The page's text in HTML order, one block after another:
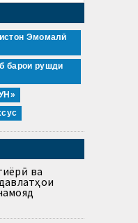
Эмомалӣ
барои рушди
ва